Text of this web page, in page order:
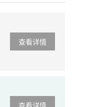
查看详情
查看详情